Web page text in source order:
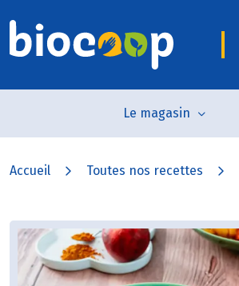
Le magasin
Accueil Toutes nos recettes